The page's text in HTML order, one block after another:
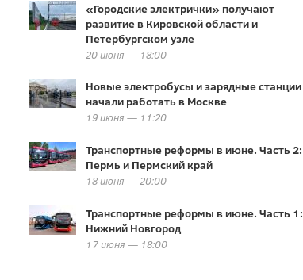
«Городские электрички» получают
развитие в Кировской области и
Петербургском узле
20 июня — 18:00
Новые электробусы и зарядные станции
начали работать в Москве
19 июня — 11:20
Транспортные реформы в июне. Часть 2:
Пермь и Пермский край
18 июня — 20:00
Транспортные реформы в июне. Часть 1:
Нижний Новгород
17 июня — 18:00